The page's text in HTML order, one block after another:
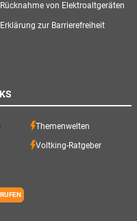
Rücknahme von Elektroaltgeräten
Erklärung zur Barrierefreiheit
Themenwelten
Voltking-Ratgeber